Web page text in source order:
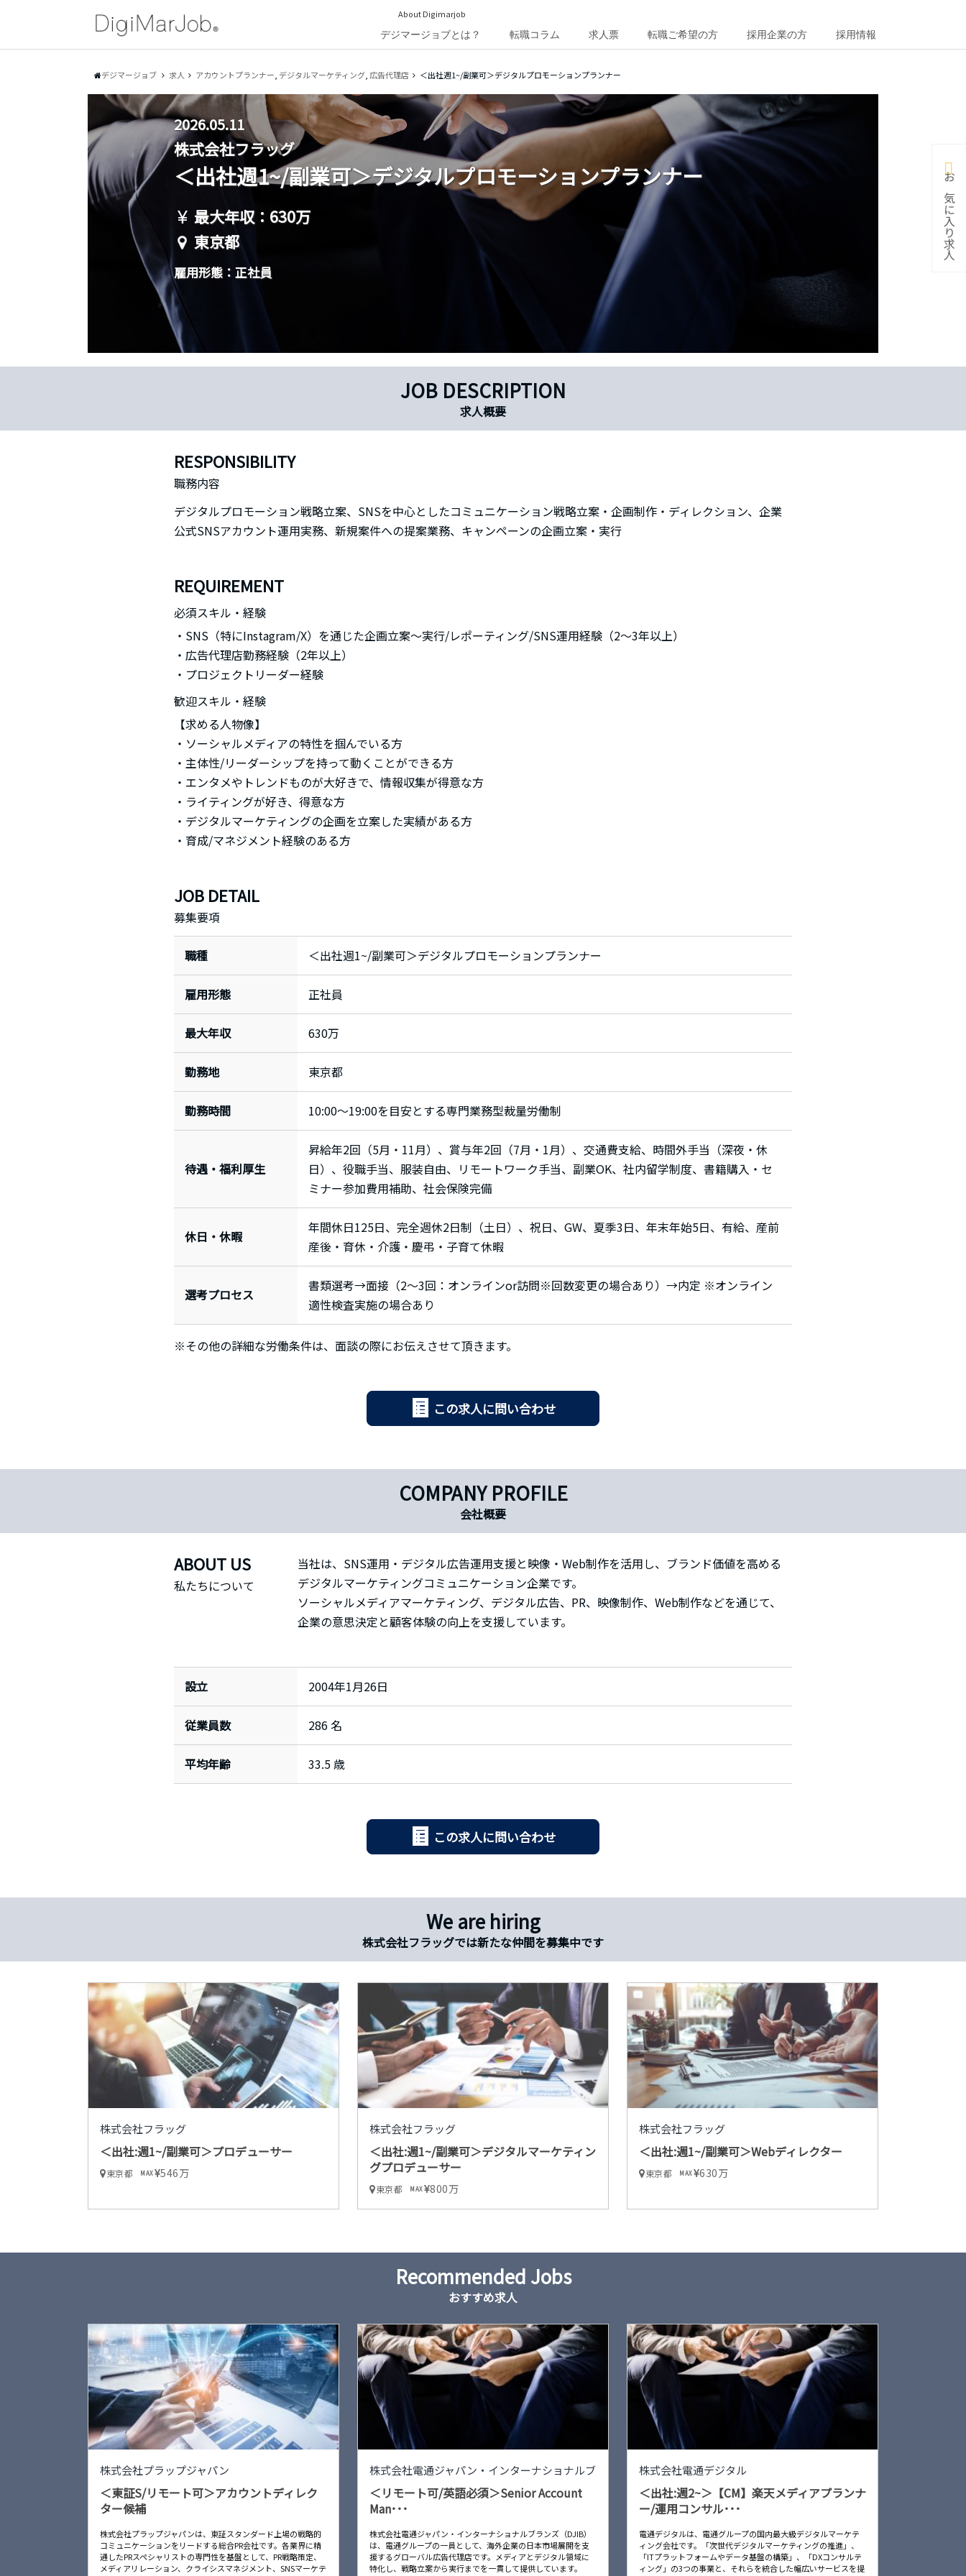
About Digimarjob
デジマージョブとは？
転職コラム 求人票 転職ご希望の方 採用企業の方 採用情報
デジマージョブ 求人 アカウントプランナー デジタルマーケティング, 広告代理店 ＜出社週1~/副業可＞デジタルプロモーションプランナー
2026.05.11
株式会社フラッグ
＜出社週1~/副業可＞デジタルプロモーションプランナー
最大年収：630万
東京都
雇用形態：正社員
JOB DESCRIPTION
求人概要
RESPONSIBILITY
職務内容
デジタルプロモーション戦略立案、SNSを中心としたコミュニケーション戦略立案・企画制作・ディレクション、企業
公式SNSアカウント運用実務、新規案件への提案業務、キャンペーンの企画立案・実行
REQUIREMENT
必須スキル・経験
・SNS（特にInstagram/X）を通じた企画立案～実行/レポーティング/SNS運用経験（2～3年以上）
・広告代理店勤務経験（2年以上）
・プロジェクトリーダー経験
歓迎スキル・経験
【求める人物像】
・ソーシャルメディアの特性を掴んでいる方
・主体性/リーダーシップを持って動くことができる方
・エンタメやトレンドものが大好きで、情報収集が得意な方
・ライティングが好き、得意な方
・デジタルマーケティングの企画を立案した実績がある方
・育成/マネジメント経験のある方
JOB DETAIL
募集要項
職種 ＜出社週1~/副業可＞デジタルプロモーションプランナー
雇用形態 正社員
最大年収 630万
勤務地 東京都
勤務時間 10:00～19:00を目安とする専門業務型裁量労働制
待遇・福利厚生
昇給年2回（5月・11月）、賞与年2回（7月・1月）、交通費支給、時間外手当（深夜・休
日）、役職手当、服装自由、リモートワーク手当、副業OK、社内留学制度、書籍購入・セ
ミナー参加費用補助、社会保険完備
休日・休暇
年間休日125日、完全週休2日制（土日）、祝日、GW、夏季3日、年末年始5日、有給、産前
産後・育休・介護・慶弔・子育て休暇
選考プロセス
書類選考→面接（2〜3回：オンラインor訪問※回数変更の場合あり）→内定 ※オンライン
適性検査実施の場合あり
※その他の詳細な労働条件は、面談の際にお伝えさせて頂きます。
この求人に問い合わせ
COMPANY PROFILE
会社概要
ABOUT US
私たちについて
当社は、SNS運用・デジタル広告運用支援と映像・Web制作を活用し、ブランド価値を高める
デジタルマーケティングコミュニケーション企業です。
ソーシャルメディアマーケティング、デジタル広告、PR、映像制作、Web制作などを通じて、
企業の意思決定と顧客体験の向上を支援しています。
設立 2004年1月26日
従業員数 286 名
平均年齢 33.5 歳
この求人に問い合わせ
We are hiring
株式会社フラッグでは新たな仲間を募集中です
株式会社フラッグ
＜出社:週1~/副業可＞プロデューサー
東京都 MAX 546万
株式会社フラッグ
＜出社:週1~/副業可＞デジタルマーケティン
グプロデューサー
東京都 MAX 800万
株式会社フラッグ
＜出社:週1~/副業可＞Webディレクター
東京都 MAX 630万
Recommended Jobs
おすすめ求人
株式会社プラップジャパン
＜東証S/リモート可＞アカウントディレク
ター候補
株式会社プラップジャパンは、東証スタンダード上場の戦略的
コミュニケーションをリードする総合PR会社です。各業界に精
通したPRスペシャリストの専門性を基盤として、PR戦略策定、
メディアリレーション、クライシスマネジメント、SNSマーケテ
株式会社電通ジャパン・インターナショナルブランズ
＜リモート可/英語必須＞Senior Account
Man･･･
株式会社電通ジャパン・インターナショナルブランズ（DJIB）
は、電通グループの一員として、海外企業の日本市場展開を支
援するグローバル広告代理店です。メディアとデジタル領域に
特化し、戦略立案から実行までを一貫して提供しています。
株式会社電通デジタル
＜出社:週2~＞【CM】楽天メディアプランナ
ー/運用コンサル･･･
電通デジタルは、電通グループの国内最大級デジタルマーケテ
ィング会社です。「次世代デジタルマーケティングの推進」、
「ITプラットフォームやデータ基盤の構築」、「DXコンサルテ
ィング」の3つの事業と、それらを統合した幅広いサービスを提
お気に入り求人